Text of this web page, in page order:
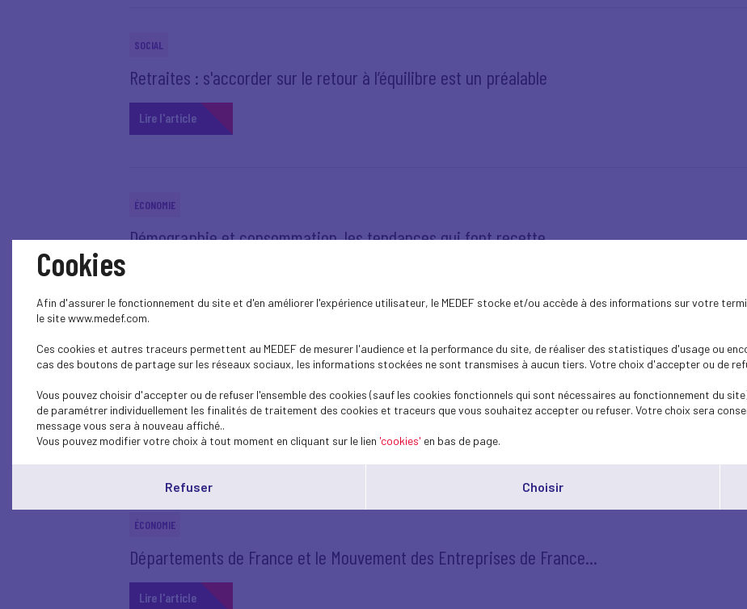
SOCIAL
Retraites : s'accorder sur le retour à l’équilibre est un préalable
Lire l'article
ÉCONOMIE
Démographie et consommation, les tendances qui font recette
VIE DU MEDEF
L’association professionnelle Afilog rejoint le Medef
Lire l'article
ÉCONOMIE
Départements de France et le Mouvement des Entreprises de France...
Lire l'article
Cookies
Afin d'assurer le fonctionnement du site et d'en améliorer l'expérience utilisateur, le MEDEF stocke et/ou accède à des informations sur votre
le site www.medef.com.
Ces cookies et autres traceurs permettent au MEDEF de mesurer l'audience et la performance du site, de réaliser des statistiques d'usage ou
cas des boutons de partage sur les réseaux sociaux, les informations stockées ne sont transmises à aucun tiers. Votre choix d'accepter ou de
Vous pouvez choisir d'accepter ou de refuser l'ensemble des cookies (sauf les cookies fonctionnels qui sont nécessaires au fonctionnement du
de paramétrer individuellement les finalités de traitement des cookies et traceurs que vous souhaitez accepter ou refuser. Votre choix sera
message vous sera à nouveau affiché..
Vous pouvez modifier votre choix à tout moment en cliquant sur le lien 'cookies' en bas de page.
Refuser Choisir